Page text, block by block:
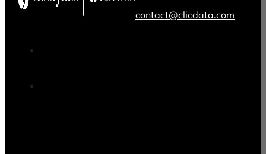
contact@clicdata.com